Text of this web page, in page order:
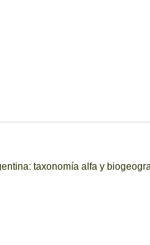
taxonomía alfa y